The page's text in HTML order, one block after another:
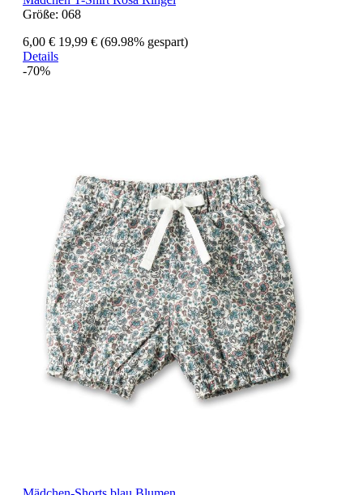
Größe: 068
6,00 € 19,99 € (69.98% gespart)
Details
-70%